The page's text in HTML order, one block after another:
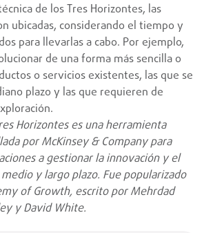
de los Tres Horizontes, las
ubicadas, considerando el tiempo y
para llevarlas a cabo. Por ejemplo,
de una forma más sencilla o
o servicios existentes, las que se
plazo y las que requieren de
Horizontes es una herramienta
por McKinsey & Company para
a gestionar la innovación y el
y largo plazo. Fue popularizado
of Growth, escrito por Mehrdad
y David White.